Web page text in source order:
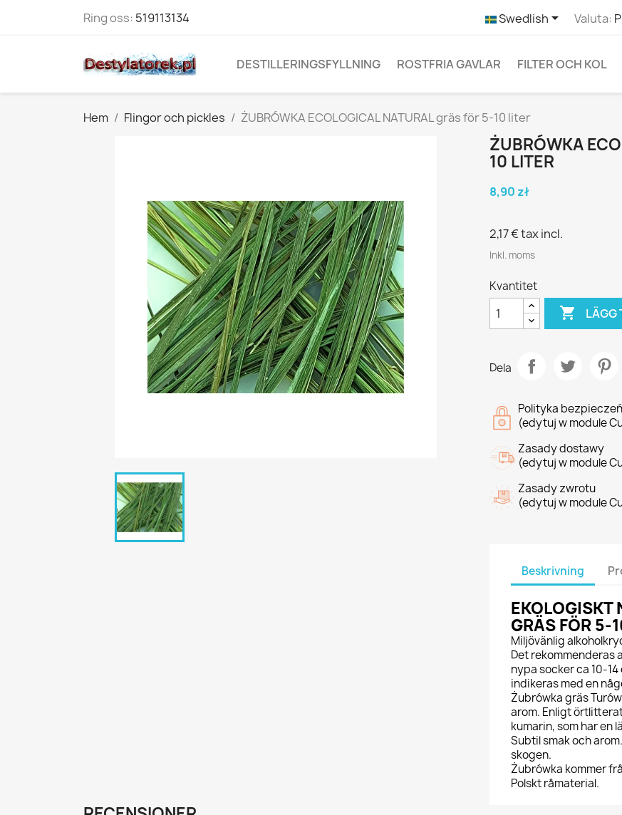
Ring oss: 519113134 Swedlish Valuta:
DESTILLERINGSFYLLNING ROSTFRIA GAVLAR FILTER OCH KOL
Hem Flingor och pickles ŻUBRÓWKA ECOLOGICAL NATURAL gräs för 5-10 liter
ŻUBRÓWKA
10 LITER
8,90 zł
2,17 €tax incl.
Inkl. moms
Kvantitet
 LÄGG
Dela
Polityka
(edytuj w module
Zasady dostawy
(edytuj w module
Zasady zwrotu
(edytuj w module
Beskrivning
EKOLOGISKT
GRÄS FÖR 5-
Miljövänlig
Det rekommenderas
nypa socker ca 10-
indikeras med en
Żubrówka gräs
arom. Enligt
kumarin, som har en
Subtil smak och
skogen.
Żubrówka kommer
Polskt råmaterial.